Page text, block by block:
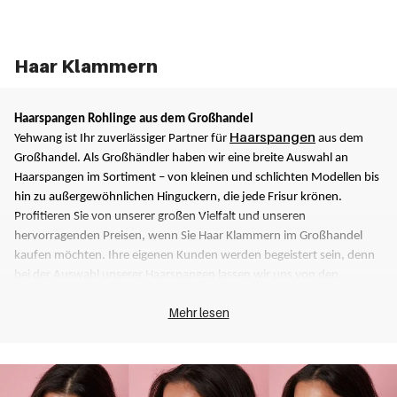
Haar Klammern
Haarspangen Rohlinge aus dem Großhandel
Yehwang ist Ihr zuverlässiger Partner für Haarspangen aus dem
Großhandel. Als Großhändler haben wir eine breite Auswahl an
Haarspangen im Sortiment – von kleinen und schlichten Modellen bis
hin zu außergewöhnlichen Hinguckern, die jede Frisur krönen.
Profitieren Sie von unserer großen Vielfalt und unseren
hervorragenden Preisen, wenn Sie Haar Klammern im Großhandel
kaufen möchten. Ihre eigenen Kunden werden begeistert sein, denn
verschiedenen Größen, Formen und Farben. Schlichte Haarspangen
Rohlinge aus dem Großhandel eignen sich wunderbar, um lässige
Mehr lesen